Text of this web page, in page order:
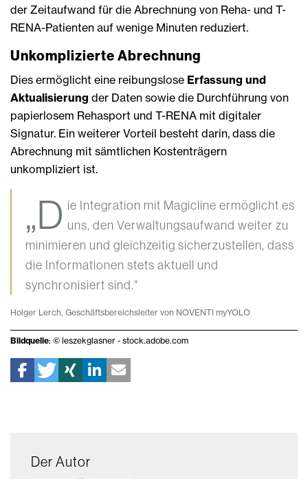
der Zeitaufwand für die Abrechnung von Reha- und T-
RENA-Patienten auf wenige Minuten reduziert.
Unkomplizierte Abrechnung
Dies ermöglicht eine reibungslose Erfassung und
Aktualisierung der Daten sowie die Durchführung von
papierlosem Rehasport und T-RENA mit digitaler
Signatur. Ein weiterer Vorteil besteht darin, dass die
Abrechnung mit sämtlichen Kostenträgern
unkompliziert ist.
„D ie Integration mit Magicline ermöglicht es
uns, den Verwaltungsaufwand weiter zu
minimieren und gleichzeitig sicherzustellen, dass
die Informationen stets aktuell und
synchronisiert sind."
Holger Lerch, Geschäftsbereichsleiter von NOVENTI myYOLO
Bildquelle: © leszekglasner - stock.adobe.com
Der Autor